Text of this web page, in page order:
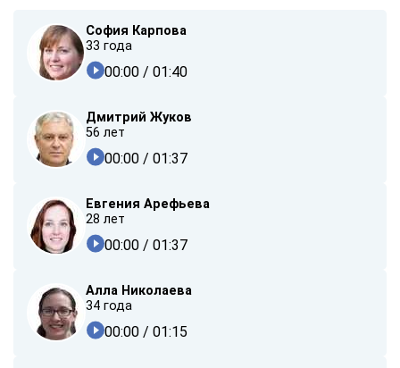
София Карпова
33 года
00:00 / 01:40
Дмитрий Жуков
56 лет
00:00 / 01:37
Евгения Арефьева
28 лет
00:00 / 01:37
Алла Николаева
34 года
00:00 / 01:15